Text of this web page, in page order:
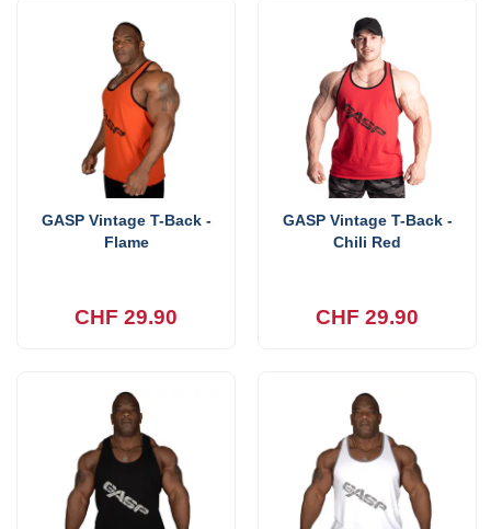
GASP Vintage T-Back -
Flame
CHF 29.90
GASP Vintage T-Back -
Chili Red
CHF 29.90